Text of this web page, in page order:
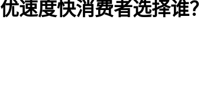
速度快消费者选择谁？